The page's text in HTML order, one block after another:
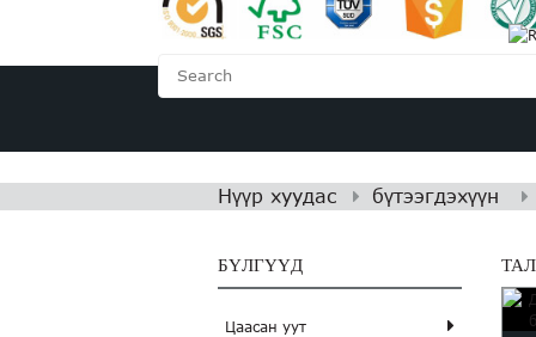
Нүүр хуудас бүтээгдэхүүн
БҮЛГҮҮД
Цаасан уут